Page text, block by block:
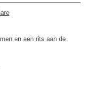
en een rits aan de